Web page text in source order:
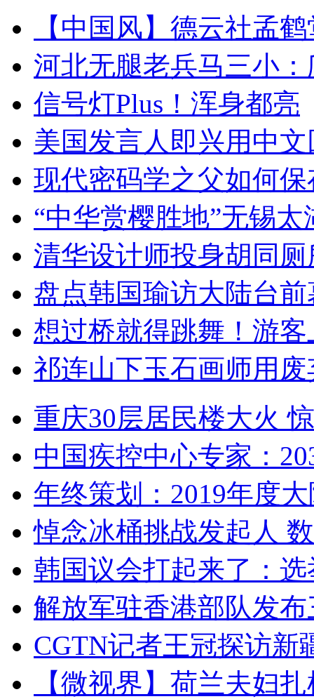
【中国风】德云社孟
河北无腿老兵马三小
信号灯Plus！浑身都亮
美国发言人即兴用中
现代密码学之父如何
“中华赏樱胜地”无锡
清华设计师投身胡同
盘点韩国瑜访大陆台
想过桥就得跳舞！游客
祁连山下玉石画师用
重庆30层居民楼大火
中国疾控中心专家：
年终策划：2019年度
悼念冰桶挑战发起人
韩国议会打起来了：
解放军驻香港部队发
CGTN记者王冠探访新
【微视界】荷兰夫妇